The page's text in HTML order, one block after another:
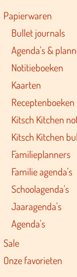
Papierwaren
Bullet journals
Agenda's &
Notitieboeken
Kaarten
Receptenboeken
Kitsch Kitchen
Kitsch Kitchen
Familieplanners
Familie agenda's
Schoolagenda's
Jaaragenda's
Agenda's
Sale
Onze favorieten